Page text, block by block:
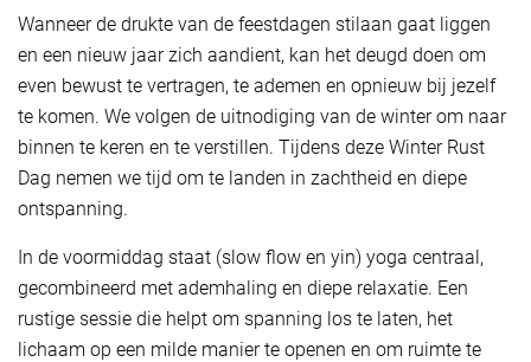
Wanneer de drukte van de feestdagen stilaan gaat liggen
en een nieuw jaar zich aandient, kan het deugd doen om
even bewust te vertragen, te ademen en opnieuw bij jezelf
te komen. We volgen de uitnodiging van de winter om naar
binnen te keren en te verstillen. Tijdens deze Winter Rust
Dag nemen we tijd om te landen in zachtheid en diepe
ontspanning.
In de voormiddag staat (slow flow en yin) yoga centraal,
gecombineerd met ademhaling en diepe relaxatie. Een
rustige sessie die helpt om spanning los te laten, het
lichaam op een milde manier te openen en om ruimte te